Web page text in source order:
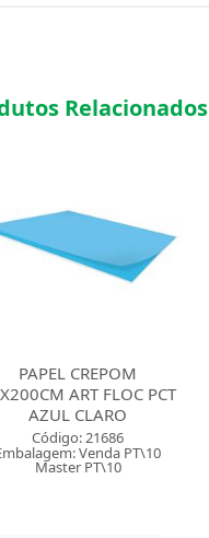
Relacionados
PAPEL CREPOM
ART FLOC PCT
AZUL PISCINA
Código: 21685
Venda PT\10
Master PT\10